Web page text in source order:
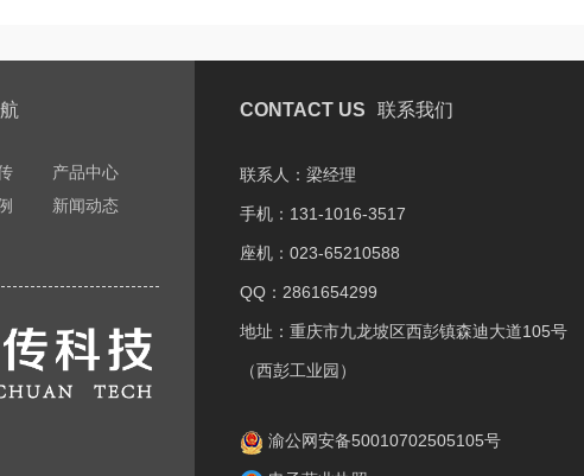
产品中心
新闻动态
CONTACT US 联系我们
联系人：梁经理
手机：131-1016-3517
座机：023-65210588
QQ：2861654299
地址：重庆市九龙坡区西彭镇森迪大道105号
（西彭工业园）
渝公网安备50010702505105号